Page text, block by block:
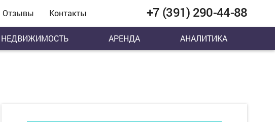
Отзывы Контакты +7 (391) 290-44-88
АРЕНДА АНАЛИТИКА